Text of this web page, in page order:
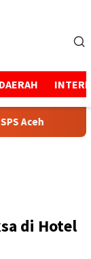
DAERAH
Aceh
di Hotel